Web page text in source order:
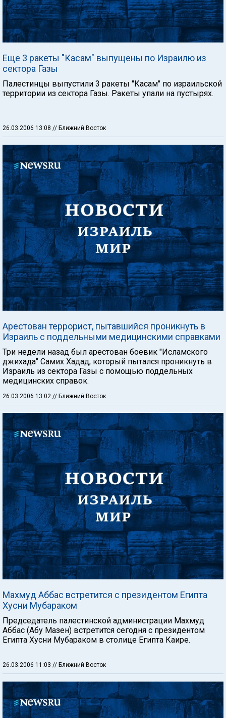
Еще 3 ракеты "Касам" выпущены по Израилю из
сектора Газы
Палестинцы выпустили 3 ракеты "Касам" по израильской
территории из сектора Газы. Ракеты упали на пустырях.
26.03.2006 13:08 // Ближний Восток
Арестован террорист, пытавшийся проникнуть в
Израиль с поддельными медицинскими справками
Три недели назад был арестован боевик "Исламского
джихада" Самих Хадад, который пытался проникнуть в
Израиль из сектора Газы с помощью поддельных
медицинских справок.
26.03.2006 13:02 // Ближний Восток
Махмуд Аббас встретится с президентом Египта
Хусни Мубараком
Председатель палестинской администрации Махмуд
Аббас (Абу Мазен) встретится сегодня с президентом
Египта Хусни Мубараком в столице Египта Каире.
26.03.2006 11:03 // Ближний Восток